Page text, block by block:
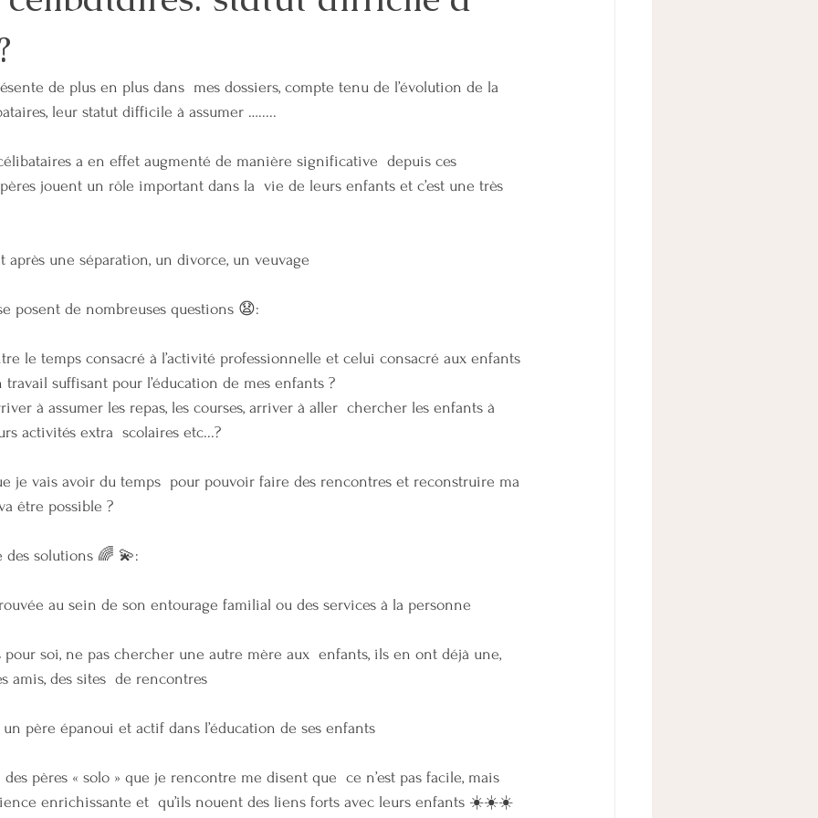
Coparentalité COACHING COPARENTAL
COORDINATION PARENTALE
de plus en plus dans  mes dossiers, compte tenu de l’évolution de la
leur statut difficile à assumer ….....
a en effet augmenté de manière significative  depuis ces
jouent un rôle important dans la  vie de leurs enfants et c’est une très
après une séparation, un divorce, un veuvage
posent de nombreuses questions 😧:
le temps consacré à l’activité professionnelle et celui consacré aux enfants
suffisant pour l’éducation de mes enfants ?
à assumer les repas, les courses, arriver à aller  chercher les enfants à
activités extra  scolaires etc...?
je vais avoir du temps  pour pouvoir faire des rencontres et reconstruire ma
être possible ?
des solutions 🌈 💫:
au sein de son entourage familial ou des services à la personne
soi, ne pas chercher une autre mère aux  enfants, ils en ont déjà une,
amis, des sites  de rencontres
père épanoui et actif dans l’éducation de ses enfants
pères « solo » que je rencontre me disent que  ce n’est pas facile, mais
enrichissante et  qu’ils nouent des liens forts avec leurs enfants ☀️☀️☀️